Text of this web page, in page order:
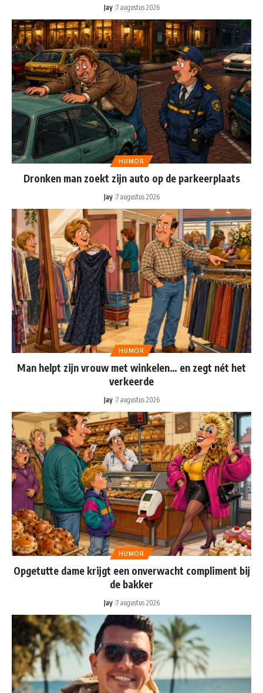
Jay 7 augustus 2026
HUMOR
Dronken man zoekt zijn auto op de parkeerplaats
Jay 7 augustus 2026
HUMOR
Man helpt zijn vrouw met winkelen… en zegt nét het
verkeerde
Jay 7 augustus 2026
HUMOR
Opgetutte dame krijgt een onverwacht compliment bij
de bakker
Jay 7 augustus 2026